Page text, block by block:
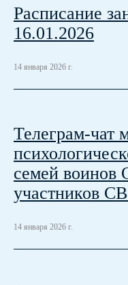
Расписание
16.01.2026
14 января 2026 г.
Телеграм-чат
семей воинов
участников
14 января 2026 г.